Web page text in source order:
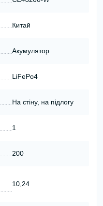
Китай
Акумулятор
LiFePo4
На стіну, на підлогу
1
200
10,24